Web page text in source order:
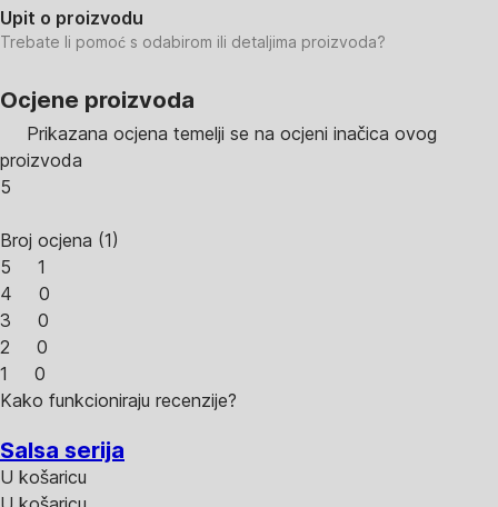
Upit o proizvodu
Trebate li pomoć s odabirom ili detaljima proizvoda?
Ocjene proizvoda
Prikazana ocjena temelji se na ocjeni inačica ovog
proizvoda
5
Broj ocjena (1)
5
1
4
0
3
0
2
0
1
0
Kako funkcioniraju recenzije?
Salsa serija
U košaricu